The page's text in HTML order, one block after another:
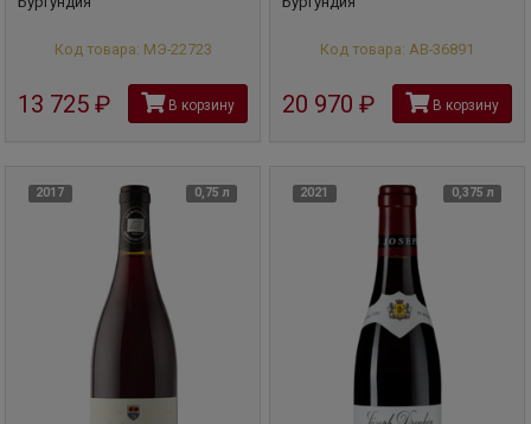
Код товара: МЭ-22723
13 725 рубВ корзину
Код товара: АВ-36891
20 970 рубВ корзину
2017 0,75 л 2021 0,375 л